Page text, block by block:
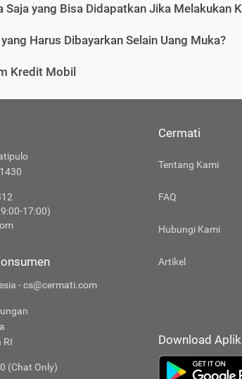
Saja yang Bisa Didapatkan Jika Melakukan
Harus Dibayarkan Selain Uang Muka?
Kredit Mobil
17:00)
- cs@cermati.com
RI
(Chat Only)
Cermati
Tentang Kami
FAQ
Hubungi Kami
Artikel
Download